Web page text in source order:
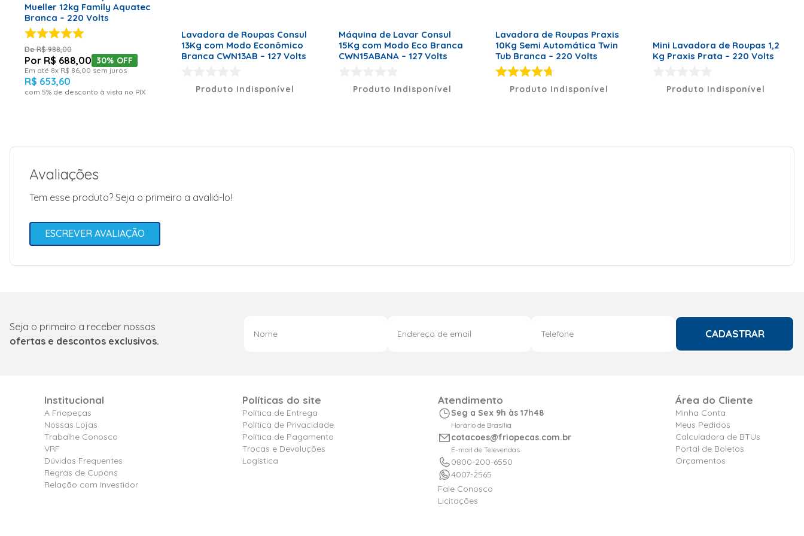
Mais intuitivo e prático de usar, com o maior botão da categoria emborrachado.
Imagens meramente ilustrativas.
Tipo de Lavadora
Mueller 12kg Family Aquatec
Branca – 220 Volts
R$ 988,00
R$ 688,00 30% OFF
Em até 8x R$ 86 00 sem juros
R$ 653,60
com 5% de desconto à vista no PIX
Lavadora de Roupas Consul
13Kg com Modo Econômico
Branca CWN13AB – 127 Volts
Produto Indisponível
Máquina de Lavar Consul
15Kg com Modo Eco Branca
CWN15ABANA – 127 Volts
Produto Indisponível
Lavadora de Roupas Praxis
10Kg Semi Automática Twin
Tub Branca – 220 Volts
Produto Indisponível
Mini Lavadora de Roupas 1,2
Kg Praxis Prata – 220 Volts
Produto Indisponível
Avaliações
Tem esse produto? Seja o primeiro a avaliá-lo!
ESCREVER AVALIAÇÃO
Seja o primeiro a receber nossas
ofertas e descontos exclusivos.
CADASTRAR
Institucional
A Friopeças
Nossas Lojas
Trabalhe Conosco
VRF
Dúvidas Frequentes
Regras de Cupons
Relação com Investidor
Políticas do site
Política de Entrega
Política de Privacidade
Política de Pagamento
Trocas e Devoluções
Logística
Atendimento
Seg a Sex 9h às 17h48
Horário de Brasília
cotacoes@friopecas.com.br
E-mail de Televendas
0800-200-6550
4007-2565
Fale Conosco
Licitações
Área do Cliente
Minha Conta
Meus Pedidos
Calculadora de BTUs
Portal de Boletos
Orçamentos